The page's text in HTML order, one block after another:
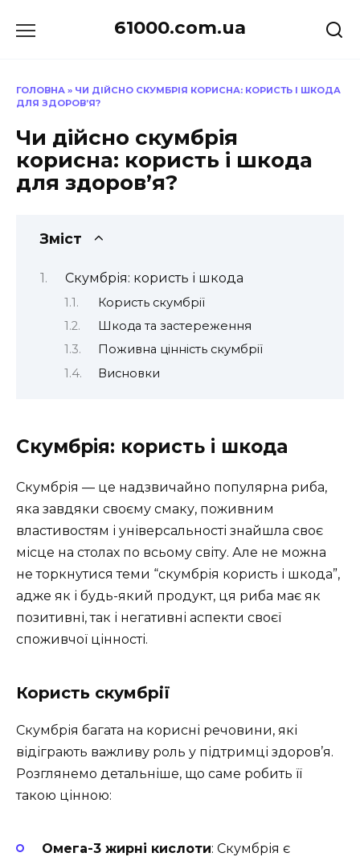
до
61000.com.ua
ГОЛОВНА » ЧИ ДІЙСНО СКУМБРІЯ КОРИСНА: КОРИСТЬ І ШКОДА
ДЛЯ ЗДОРОВ’Я?
Чи дійсно скумбрія
корисна: користь і шкода
для здоров’я?
Зміст
Скумбрія: користь і шкода
Користь скумбрії
Шкода та застереження
Поживна цінність скумбрії
Висновки
Скумбрія: користь і шкода
Скумбрія — це надзвичайно популярна риба,
яка завдяки своєму смаку, поживним
властивостям і універсальності знайшла своє
місце на столах по всьому світу. Але не можна
не торкнутися теми “скумбрія користь і шкода”,
адже як і будь-який продукт, ця риба має як
позитивні, так і негативні аспекти своєї
споживчої цінності.
Користь скумбрії
Скумбрія багата на корисні речовини, які
відіграють важливу роль у підтримці здоров’я.
Розглянемо детальніше, що саме робить її
такою цінною:
Омега-3 жирні кислоти: Скумбрія є